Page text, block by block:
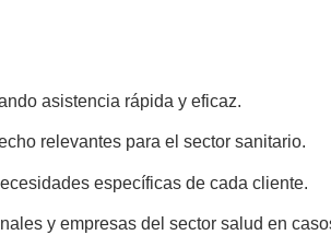
asistencia rápida y eficaz.
relevantes para el sector sanitario.
específicas de cada cliente.
y empresas del sector salud en